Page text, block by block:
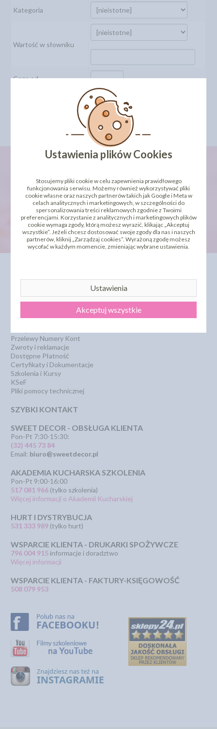
Kategoria
Wartość w słowniku
Cena od
Szukaj
newsletter
Dostawa i koszty wysyłki
Regulamin
Odbiór osobisty
Przelewy Numery Kont
Zwroty i reklamacje
Dostępne Płatność
Certyfikaty i Dokumentacje
Szkolenia i Kursy
KSeF
Pliki pomocy technicznej
Dla Biznesu
Szkolenia i kursy
Bestseller
Polecamy
Sklepy partnerskie
SZYBKI KONTAKT
SWEET DECOR - OBSŁUGA KLIENTA
Pon-Pt 7:30-15:30:
(32) 445 73 84
Email: biuro@sweetdecor.pl
AKADEMIA KUCHARSKA SZKOLENIA
Pon-Pt 9:00-16:00
517 081 966 (tylko szkolenia)
Więcej informacji o Akademii Kucharskiej
HURT I DYSTRYBUCJA
531 333 989 (tylko hurt)
WSPARCIE KLIENTA - DRUKARKI SPOŻYWCZE
796 004 915 informacje i doradztwo
Więcej informacji
WSPARCIE KLIENTA - FAKTURY-KSIĘGOWOŚĆ
508 079 953
Ustawienia plików Cookies
Stosujemy pliki cookie w celu zapewnienia prawidłowego
funkcjonowania serwisu. Możemy również wykorzystywać pliki
cookie własne oraz naszych partnerów takich jak Google i Meta w
celach analitycznych i marketingowych, w szczególności do
spersonalizowania treści reklamowych zgodnie z Twoimi
preferencjami. Korzystanie z analitycznych i marketingowych plików
cookie wymaga zgody, którą możesz wyrazić, klikając „Akceptuj
wszystkie”. Jeżeli chcesz dostosować swoje zgody dla nas i naszych
partnerów, kliknij „Zarządzaj cookies”. Wyrażoną zgodę możesz
wycofać w każdym momencie, zmieniając wybrane ustawienia.
Ustawienia
Akceptuj wszystkie